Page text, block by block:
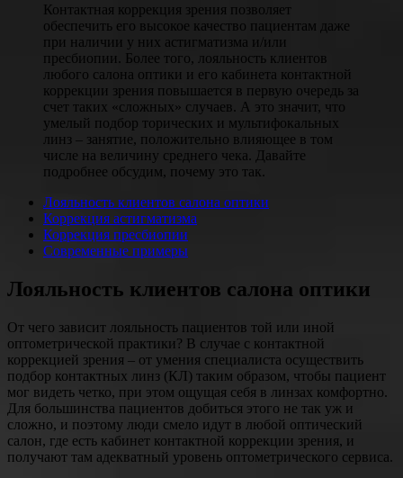
Контактная коррекция зрения позволяет
обеспечить его высокое качество пациентам даже
при наличии у них астигматизма и/или
пресбиопии. Более того, лояльность клиентов
любого салона оптики и его кабинета контактной
коррекции зрения повышается в первую очередь за
счет таких «сложных» случаев. А это значит, что
умелый подбор торических и мультифокальных
линз – занятие, положительно влияющее в том
числе на величину среднего чека. Давайте
подробнее обсудим, почему это так.
Лояльность клиентов салона оптики
Коррекция астигматизма
Коррекция пресбиопии
Современные примеры
Лояльность клиентов салона оптики
От чего зависит лояльность пациентов той или иной
оптометрической практики? В случае с контактной
коррекцией зрения – от умения специалиста осуществить
подбор контактных линз (КЛ) таким образом, чтобы пациент
мог видеть четко, при этом ощущая себя в линзах комфортно.
Для большинства пациентов добиться этого не так уж и
сложно, и поэтому люди смело идут в любой оптический
салон, где есть кабинет контактной коррекции зрения, и
получают там адекватный уровень оптометрического сервиса.